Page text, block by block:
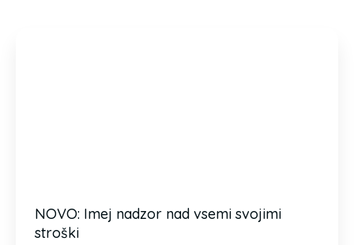
NOVO: Imej nadzor nad vsemi svojimi
stroški